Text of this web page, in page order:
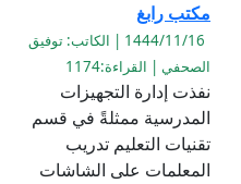
مكتب رابغ
1444/11/16 | الكاتب: توفيق
الصحفي | القراءة:1174
نفذت إدارة التجهيزات
المدرسية ممثلةً في قسم
تقنيات التعليم تدريب
المعلمات على الشاشات